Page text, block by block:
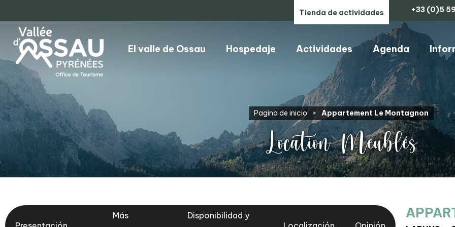
Tienda de actividades +33 (0)5
El valle de Ossau Hospedaje Actividades Agenda
Pagina de inicio > Appartement Le Montagnon
Location Meublés
Más
Disponibilidad y